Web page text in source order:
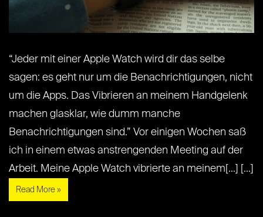
“Jeder mit einer Apple Watch wird dir das selbe
sagen: es geht nur um die Benachrichtigungen, nicht
um die Apps. Das Vibrieren an meinem Handgelenk
machen glasklar, wie dumm manche
Benachrichtigungen sind.” Vor einigen Wochen saß
ich in einem etwas anstrengenden Meeting auf der
Arbeit. Meine Apple Watch vibrierte an meinem[...] [...]
Read More »